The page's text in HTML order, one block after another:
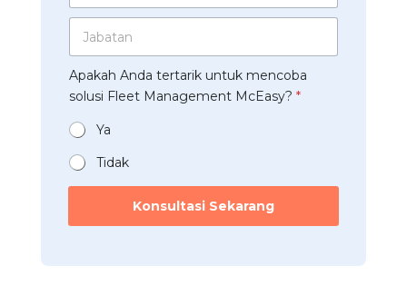
A
p
*
a
a
a
n
*
d
r
i
J
b
a
t
n
Apakah Anda tertarik untuk mencoba
solusi Fleet Management McEasy? *
Ya
Tidak
Konsultasi Sekarang